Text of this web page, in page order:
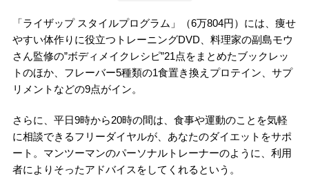
「ライザップ スタイルプログラム」（6万804円）には、痩せ
やすい体作りに役立つトレーニングDVD、料理家の副島モウ
さん監修の”ボディメイクレシピ”21点をまとめたブックレッ
トのほか、フレーバー5種類の1食置き換えプロテイン、サプ
リメントなどの9点がイン。
さらに、平日9時から20時の間は、食事や運動のことを気軽
に相談できるフリーダイヤルが、あなたのダイエットをサポ
ート。マンツーマンのパーソナルトレーナーのように、利用
者によりそったアドバイスをしてくれるという。